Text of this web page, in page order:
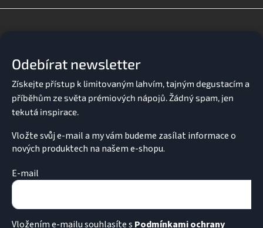
Odebírat newsletter
Vložte svůj e-mail a my vám budeme zasílat informace o
nových produktech na našem e-shopu.
E-mail
Vložením e-mailu souhlasíte s Podmínkami ochrany